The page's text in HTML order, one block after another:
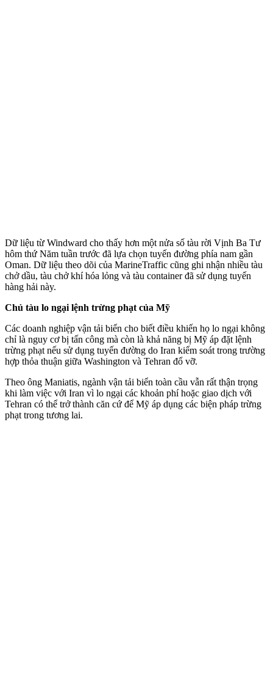
Dữ liệu từ Windward cho thấy hơn một nửa số tàu rời Vịnh Ba Tư
hôm thứ Năm tuần trước đã lựa chọn tuyến đường phía nam gần
Oman. Dữ liệu theo dõi của MarineTraffic cũng ghi nhận nhiều tàu
chở dầu, tàu chở khí hóa lỏng và tàu container đã sử dụng tuyến
hàng hải này.
Chủ tàu lo ngại lệnh trừng phạt của Mỹ
Các doanh nghiệp vận tải biển cho biết điều khiến họ lo ngại không
chỉ là nguy cơ bị tấn công mà còn là khả năng bị Mỹ áp đặt lệnh
trừng phạt nếu sử dụng tuyến đường do Iran kiểm soát trong trường
hợp thỏa thuận giữa Washington và Tehran đổ vỡ.
Theo ông Maniatis, ngành vận tải biển toàn cầu vẫn rất thận trọng
khi làm việc với Iran vì lo ngại các khoản phí hoặc giao dịch với
Tehran có thể trở thành căn cứ để Mỹ áp dụng các biện pháp trừng
phạt trong tương lai.